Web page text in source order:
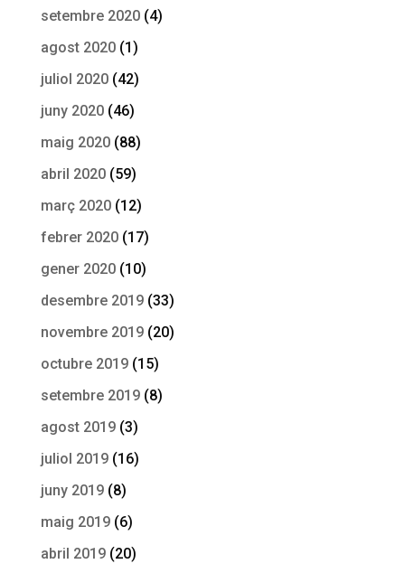
setembre 2020(4)
agost 2020(1)
juliol 2020(42)
juny 2020(46)
maig 2020(88)
abril 2020(59)
març 2020(12)
febrer 2020(17)
gener 2020(10)
desembre 2019(33)
novembre 2019(20)
octubre 2019(15)
setembre 2019(8)
agost 2019(3)
juliol 2019(16)
juny 2019(8)
maig 2019(6)
abril 2019(20)